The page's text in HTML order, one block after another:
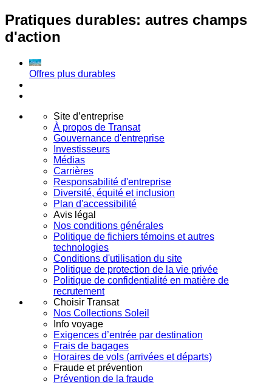
Pratiques durables: autres champs
d'action
Offres plus durables
Site d’entreprise
À propos de Transat
Gouvernance d'entreprise
Investisseurs
Médias
Carrières
Responsabilité d'entreprise
Diversité, équité et inclusion
Plan d'accessibilité
Avis légal
Nos conditions générales
Politique de fichiers témoins et autres
technologies
Conditions d'utilisation du site
Politique de protection de la vie privée
Politique de confidentialité en matière de
recrutement
Choisir Transat
Nos Collections Soleil
Info voyage
Exigences d’entrée par destination
Frais de bagages
Horaires de vols (arrivées et départs)
Fraude et prévention
Prévention de la fraude